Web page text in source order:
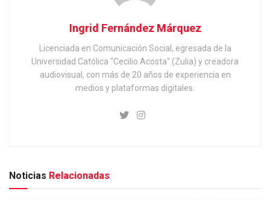
Ingrid Fernández Márquez
Licenciada en Comunicación Social, egresada de la
Universidad Católica "Cecilio Acosta" (Zulia) y creadora
audiovisual, con más de 20 años de experiencia en
medios y plataformas digitales.
Noticias Relacionadas